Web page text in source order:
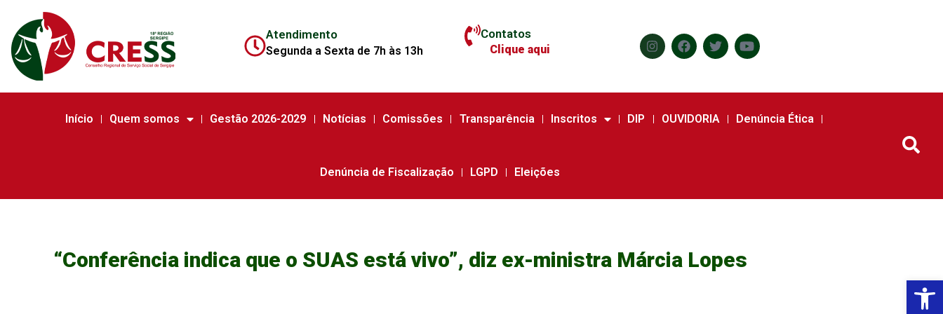
Atendimento
Segunda a Sexta de 7h às 13h
Contatos
Clique aqui
Início Quem somos Gestão 2026-2029 Notícias Comissões Transparência Inscritos DIP OUVIDORIA Denúncia Ética
Denúncia de Fiscalização LGPD Eleições
“Conferência indica que o SUAS está vivo”, diz ex-ministra Márcia Lopes